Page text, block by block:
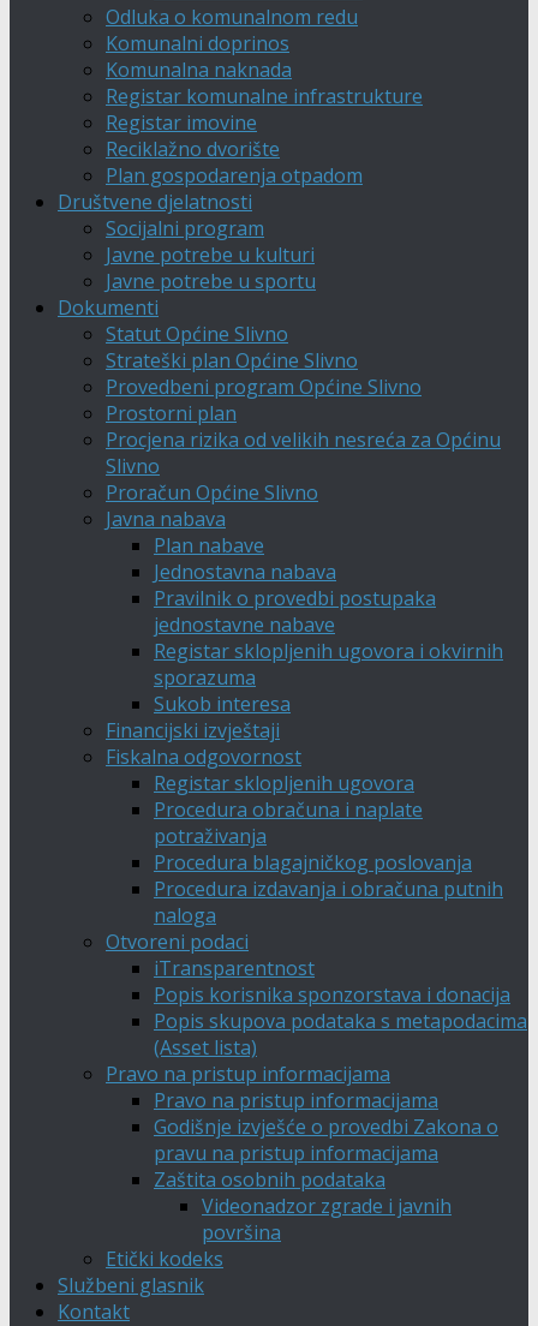
Odluka o komunalnom redu
Komunalni doprinos
Komunalna naknada
Registar komunalne infrastrukture
Registar imovine
Reciklažno dvorište
Plan gospodarenja otpadom
Društvene djelatnosti
Socijalni program
Javne potrebe u kulturi
Javne potrebe u sportu
Dokumenti
Statut Općine Slivno
Strateški plan Općine Slivno
Provedbeni program Općine Slivno
Prostorni plan
Procjena rizika od velikih nesreća za Općinu
Slivno
Proračun Općine Slivno
Javna nabava
Plan nabave
Jednostavna nabava
Pravilnik o provedbi postupaka
jednostavne nabave
Registar sklopljenih ugovora i okvirnih
sporazuma
Sukob interesa
Financijski izvještaji
Fiskalna odgovornost
Registar sklopljenih ugovora
Procedura obračuna i naplate
potraživanja
Procedura blagajničkog poslovanja
Procedura izdavanja i obračuna putnih
naloga
Otvoreni podaci
iTransparentnost
Popis korisnika sponzorstava i donacija
Popis skupova podataka s metapodacima
(Asset lista)
Pravo na pristup informacijama
Pravo na pristup informacijama
Godišnje izvješće o provedbi Zakona o
pravu na pristup informacijama
Zaštita osobnih podataka
Videonadzor zgrade i javnih
površina
Etički kodeks
Službeni glasnik
Kontakt